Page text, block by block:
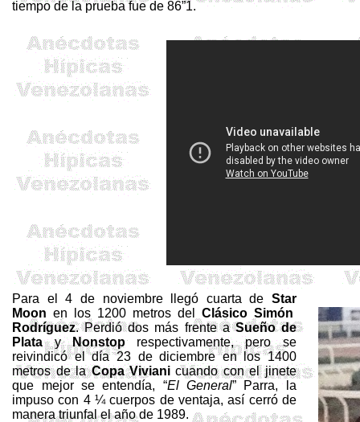
tiempo de la prueba fue de 86”1.
Para el 4 de noviembre llegó cuarta de Star
Moon en los 1200 metros del Clásico Simón
Rodríguez. Perdió dos más frente aSueño de
PlatayNonstoprespectivamente, pero se
reivindicó el día 23 de diciembre en los 1400
metros de laCopaViviani cuando con el jinete
que mejor se entendía, “El General” Parra, la
impuso con 4 ¼ cuerpos de ventaja, así cerró de
manera triunfal el año de 1989.